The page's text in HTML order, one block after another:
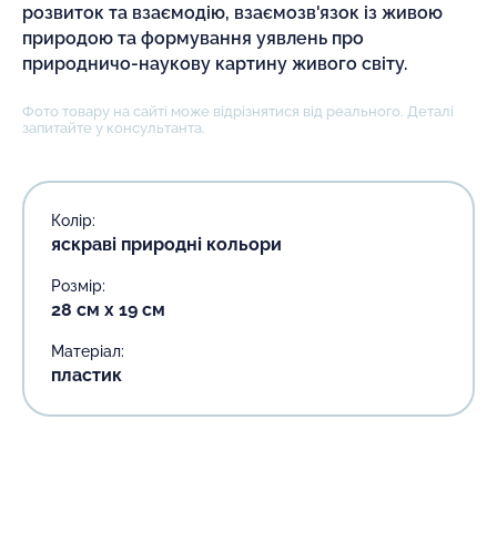
розвиток та взаємодію, взаємозв'язок із живою
природою та формування уявлень про
природничо-наукову картину живого світу.
Фото товару на сайті може відрізнятися від реального. Деталі
запитайте у консультанта.
Колір:
яскраві природні кольори
Розмір:
28 см х 19 см
Матеріал:
пластик